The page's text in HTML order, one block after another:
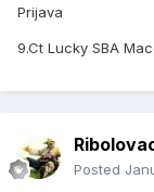
Prijava
9.Ct Lucky SBA
Posted